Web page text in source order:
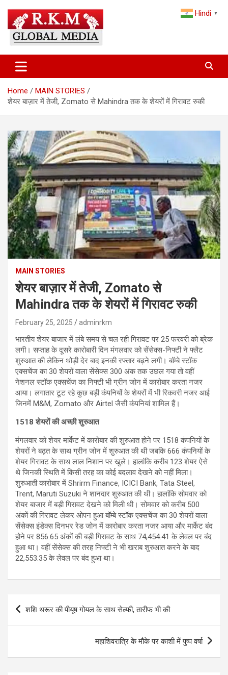
content
Latest Hindi News & Breaking
News – RKM Global Media
and the World
Home
MAIN STORIES
शेयर बाज़ार में तेजी, Zomato से Mahindra तक के शेयरों में गिरावट रुकी
MAIN STORIES
शेयर बाज़ार में तेजी, Zomato से
Mahindra तक के शेयरों में गिरावट रुकी
February 25, 2025 adminrkm
भारतीय शेयर बाजार में लंबे समय से चल रही गिरावट पर 25 फरवरी को ब्रेक
लगी। सप्ताह के दूसरे कारोबारी दिन मंगलवार को सेंसेक्स-निफ्टी ने फ्लैट
शुरुआत की लेकिन थोड़ी देर बाद इनकी रफ्तार बढ़ने लगी। बॉम्बे स्टॉक
एक्सचेंज का 30 शेयरों वाला सेंसेक्स 300 अंक तक उछल गया तो वहीं
नेशनल स्टॉक एक्सचेंज का निफ्टी भी ग्रीन जोन में कारोबार करता नजर
आया। लगातार टूट रहे कुछ बड़ी कंपनियों के शेयरों में भी रिकवरी नजर आई
जिनमें M&M, Zomato और Airtel जैसी कंपनियां शामिल हैं।
1518 शेयरों की अच्छी शुरुआत
मंगलवार को शेयर मार्केट में कारोबार की शुरुआत होने पर 1518 कंपनियों के
शेयरों ने बढ़त के साथ ग्रीन जोन में शुरुआत की थी जबकि 666 कंपनियों के
शेयर गिरावट के साथ लाल निशान पर खुले। हालांकि करीब 123 शेयर ऐसे
थे जिनकी स्थिति में किसी तरह का कोई बदलाव देखने को नहीं मिला।
शुरुआती कारोबार में Shrirm Finance, ICICI Bank, Tata Steel,
Trent, Maruti Suzuki ने शानदार शुरुआत की थी। हालांकि सोमवार को
शेयर बाजार में बड़ी गिरावट देखने को मिली थी। सोमवार को करीब 500
अंकों की गिरावट लेकर ओपन हुआ बॉम्बे स्टॉक एक्सचेंज का 30 शेयरों वाला
सेंसेक्स इंडेक्स दिनभर रेड जोन में कारोबार करता नजर आया और मार्केट बंद
होने पर 856.65 अंकों की बड़ी गिरावट के साथ 74,454.41 के लेवल पर बंद
हुआ था। वहीं सेंसेक्स की तरह निफ्टी ने भी खराब शुरुआत करने के बाद
22,553.35 के लेवल पर बंद हुआ था।
Post
शशि थरूर की पीयूष गोयल के साथ सेल्फी, तारीफ भी की
महाशिवरात्रि के मौके पर काशी में पुष्प वर्षा
Hindi ▼